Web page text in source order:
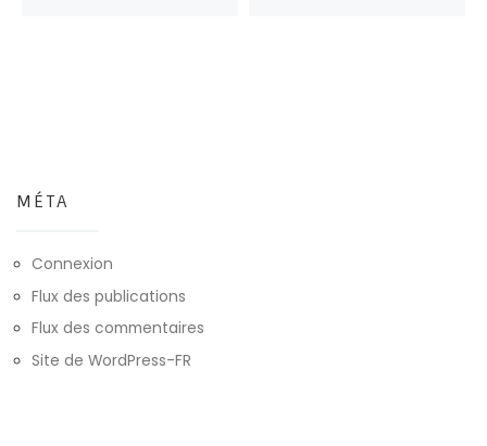
MÉTA
Connexion
Flux des publications
Flux des commentaires
Site de WordPress-FR